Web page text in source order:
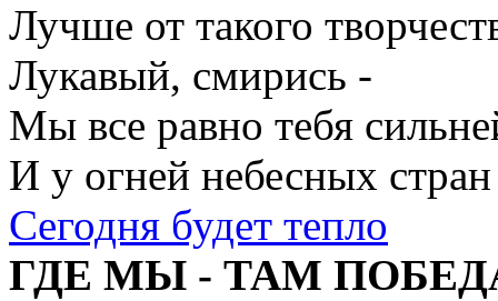
Лучше от такого
Лукавый, смирись -
Мы все равно тебя
И у огней небесных стран
Сегодня будет тепло
ГДЕ МЫ - ТАМ